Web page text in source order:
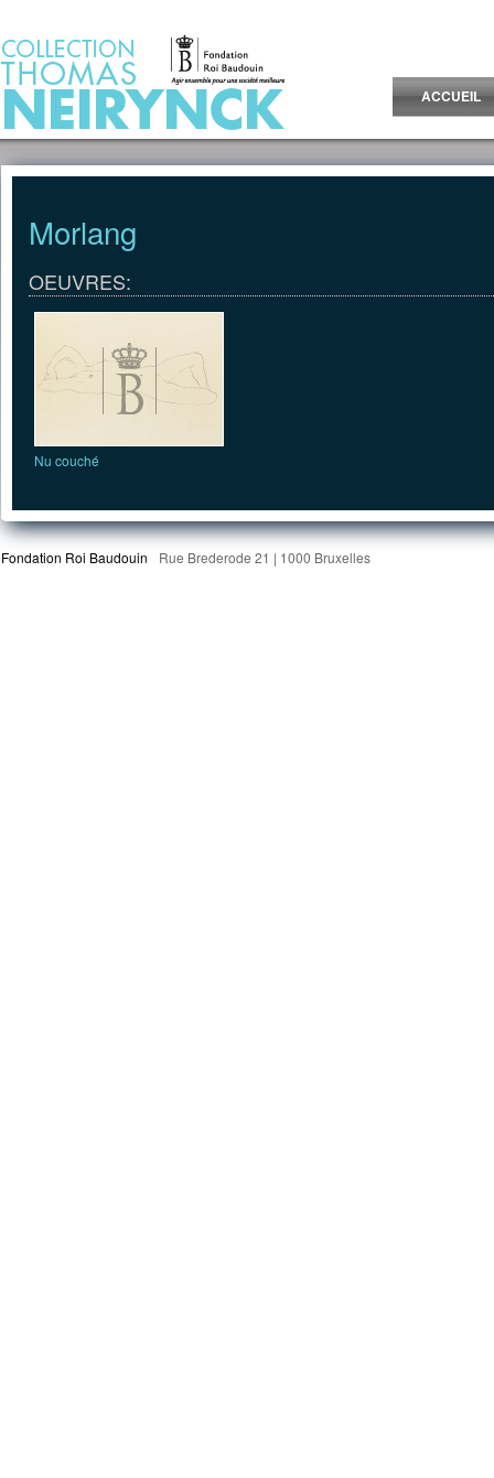
ACCUEIL
Morlang
OEUVRES:
Nu couché
Fondation Roi Baudouin Rue Brederode 21 | 1000 Bruxelles